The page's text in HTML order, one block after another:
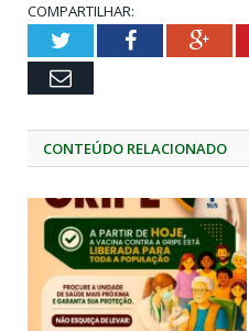
COMPARTILHAR:
TwitterFacebook
Email
CONTEÚDO RELACIONADO